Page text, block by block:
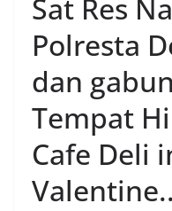
Sat Res
Polresta
dan
Tempat
Cafe Deli
Valentine..